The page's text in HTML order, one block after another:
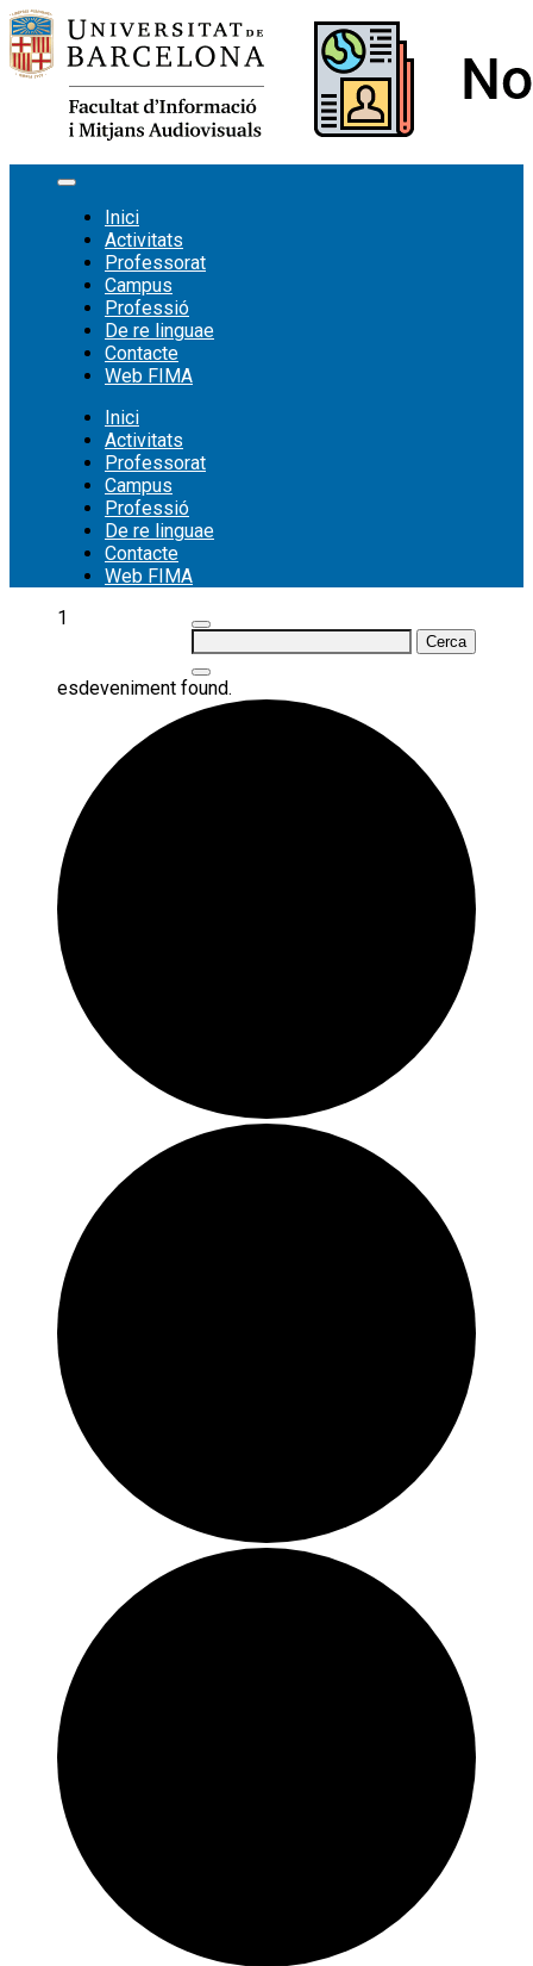
Vés
al
contingut
Inici
Activitats
Professorat
Campus
Professió
De re linguae
Contacte
Web FIMA
Inici
Activitats
Professorat
Campus
Professió
De re linguae
Contacte
Web FIMA
Cerca:
1
esdeveniment found.